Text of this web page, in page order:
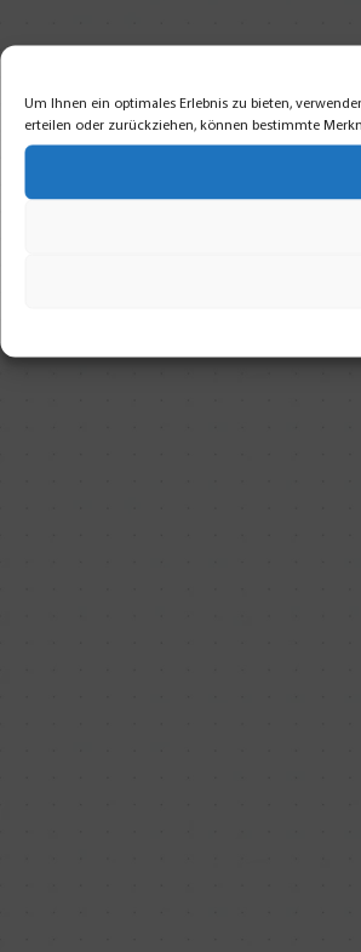
Um Ihnen ein optimales Erlebnis zu bieten,
erteilen oder zurückziehen, können bestimmte